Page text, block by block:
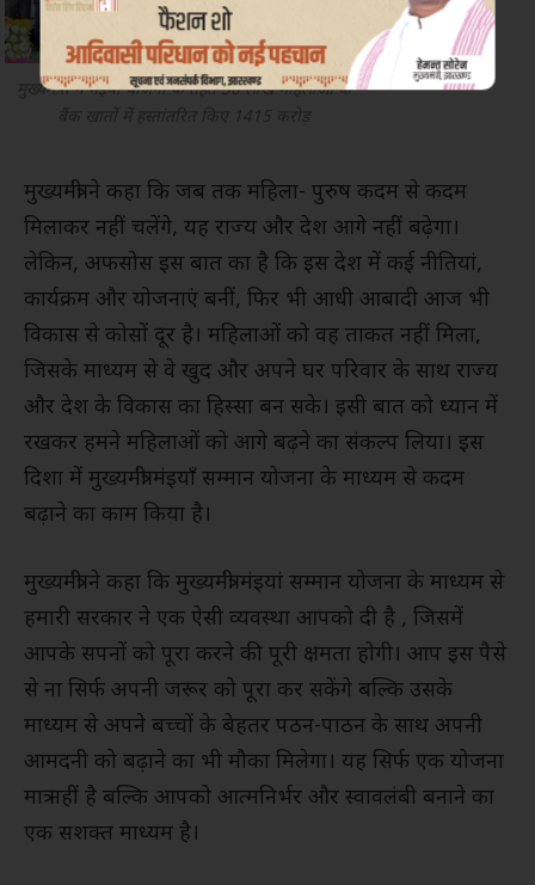
मुख्यमंत्री ने मंईयां योजना के तहत 56 लाख महिलाओं के
बैंक खातों में हस्तांतरित किए 1415 करोड़
मुख्यमंत्री ने कहा कि जब तक महिला- पुरुष कदम से कदम
मिलाकर नहीं चलेंगे, यह राज्य और देश आगे नहीं बढ़ेगा।
लेकिन, अफसोस इस बात का है कि इस देश में कई नीतियां,
कार्यक्रम और योजनाएं बनीं, फिर भी आधी आबादी आज भी
विकास से कोसों दूर है। महिलाओं को वह ताकत नहीं मिला,
जिसके माध्यम से वे खुद और अपने घर परिवार के साथ राज्य
और देश के विकास का हिस्सा बन सके। इसी बात को ध्यान में
रखकर हमने महिलाओं को आगे बढ़ने का संकल्प लिया। इस
दिशा में मुख्यमंत्री मंइयाँ सम्मान योजना के माध्यम से कदम
बढ़ाने का काम किया है।
मुख्यमंत्री ने कहा कि मुख्यमंत्री मंइयां सम्मान योजना के माध्यम से
हमारी सरकार ने एक ऐसी व्यवस्था आपको दी है , जिसमें
आपके सपनों को पूरा करने की पूरी क्षमता होगी। आप इस पैसे
से ना सिर्फ अपनी जरूर को पूरा कर सकेंगे बल्कि उसके
माध्यम से अपने बच्चों के बेहतर पठन-पाठन के साथ अपनी
आमदनी को बढ़ाने का भी मौका मिलेगा। यह सिर्फ एक योजना
मात्र नहीं है बल्कि आपको आत्मनिर्भर और स्वावलंबी बनाने का
एक सशक्त माध्यम है।